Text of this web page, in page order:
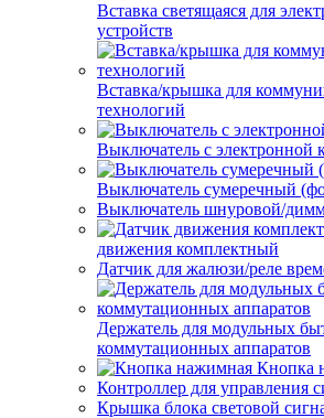
Вставка светящаяся для
устройств
Вставка/крышка для
технологий
Выключатель с электронной
Выключатель сумеречный
Выключатель шнуровой/
движения комплектный
Датчик для жалюзи/реле
Держатель для модульных
коммутационных аппаратов
Кнопка
Контроллер для управления
Крышка блока световой